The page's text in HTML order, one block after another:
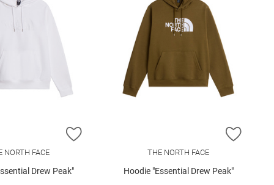
HINZUFÜGEN
NORTH FACE
Drew Peak"
ZUR
THE NORTH FACE
Hoodie "Essential Drew Peak"